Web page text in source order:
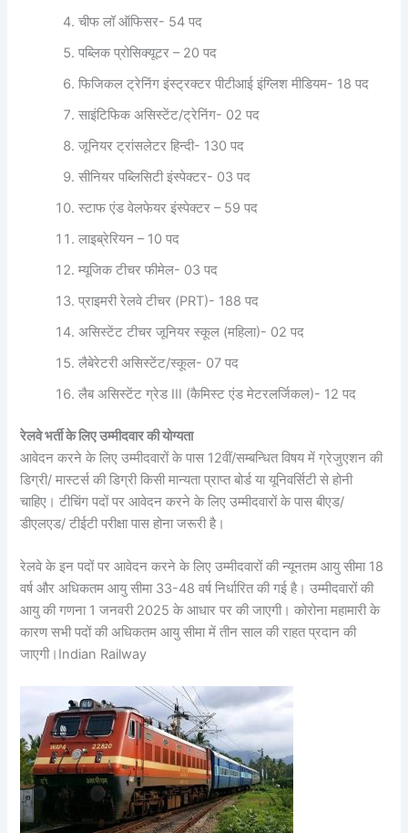
चीफ लॉ ऑफिसर- 54 पद
पब्लिक प्रोसिक्यूटर – 20 पद
फिजिकल ट्रेनिंग इंस्ट्रक्टर पीटीआई इंग्लिश मीडियम- 18 पद
साइंटिफिक असिस्टेंट/ट्रेनिंग- 02 पद
जूनियर ट्रांसलेटर हिन्दी- 130 पद
सीनियर पब्लिसिटी इंस्पेक्टर- 03 पद
स्टाफ एंड वेलफेयर इंस्पेक्टर – 59 पद
लाइब्रेरियन – 10 पद
म्यूजिक टीचर फीमेल- 03 पद
प्राइमरी रेलवे टीचर (PRT)- 188 पद
असिस्टेंट टीचर जूनियर स्कूल (महिला)- 02 पद
लैबेरेटरी असिस्टेंट/स्कूल- 07 पद
लैब असिस्टेंट ग्रेड III (कैमिस्ट एंड मेटरलर्जिकल)- 12 पद
रेलवे भर्ती के लिए उम्मीदवार की योग्यता
आवेदन करने के लिए उम्मीदवारों के पास 12वीं/सम्बन्धित विषय में ग्रेजुएशन की
डिग्री/ मास्टर्स की डिग्री किसी मान्यता प्राप्त बोर्ड या यूनिवर्सिटी से होनी
चाहिए। टीचिंग पदों पर आवेदन करने के लिए उम्मीदवारों के पास बीएड/
डीएलएड/ टीईटी परीक्षा पास होना जरूरी है।
रेलवे के इन पदों पर आवेदन करने के लिए उम्मीदवारों की न्यूनतम आयु सीमा 18
वर्ष और अधिकतम आयु सीमा 33-48 वर्ष निर्धारित की गई है। उम्मीदवारों की
आयु की गणना 1 जनवरी 2025 के आधार पर की जाएगी। कोरोना महामारी के
कारण सभी पदों की अधिकतम आयु सीमा में तीन साल की राहत प्रदान की
जाएगी।Indian Railway